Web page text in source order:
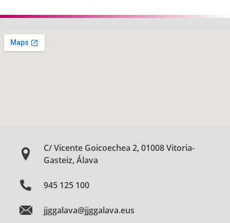
C/ Vicente Goicoechea 2, 01008 Vitoria-
Gasteiz, Álava
945 125 100
jjggalava@jjggalava.eus